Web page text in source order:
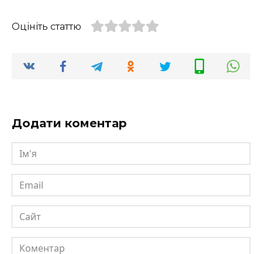
Оцініть статтю
Додати коментар
Ім'я
Email
Сайт
Коментар